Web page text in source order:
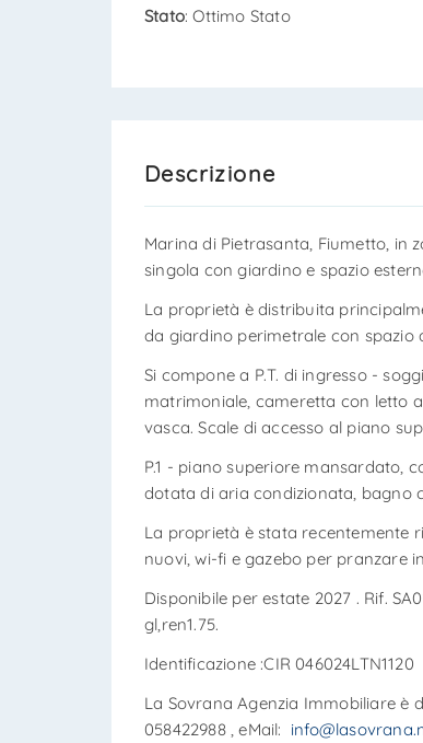
Stato: Ottimo Stato
Descrizione
Marina di Pietrasanta, Fiumetto, in
singola con giardino e spazio
La proprietà è distribuita
da giardino perimetrale con spazio
Si compone a P.T. di ingresso -
matrimoniale, cameretta con letto
vasca. Scale di accesso al piano
P.1 - piano superiore mansardato,
dotata di aria condizionata, bagno
La proprietà è stata recentemente
nuovi, wi-fi e gazebo per pranzare
Disponibile per estate 2027 . Rif.
gl,ren1.75.
Identificazione :CIR
La Sovrana Agenzia Immobiliare è
058422988 , eMail: